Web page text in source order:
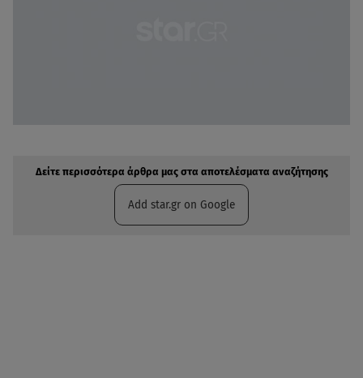
Δείτε περισσότερα άρθρα μας στα αποτελέσματα αναζήτησης
Add star.gr on Google